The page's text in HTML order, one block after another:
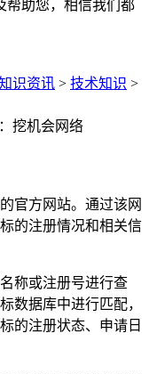
帮助您，相信我们都
识资讯 > 技术知识 >
挖机会网络
官方网站。通过该网
的注册情况和相关信
称或注册号进行查
数据库中进行匹配，
的注册状态、申请日